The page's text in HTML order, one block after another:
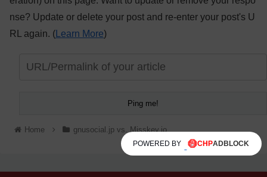
nse? Update or delete your post and re-enter your post's U
RL again. ( Learn More)
Home gnusocial.jp vs. Misskey.io
POWERED BY